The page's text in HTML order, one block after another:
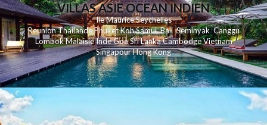
VILLAS ASIE OCEAN INDIEN
Ile MauriceSeychelles
ReunionThailandePhuketKohSamui Bali SeminyakCanggu
LombokMalaisieIndeGoaSri LankaCambodgeVietnam
SingapourHong Kong